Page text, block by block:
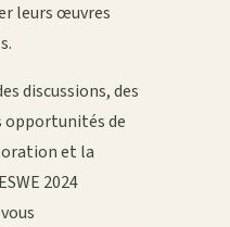
leurs œuvres
discussions, des
opportunités de
et la
2024